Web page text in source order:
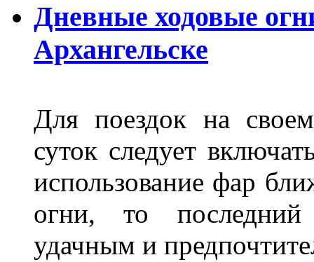
Дневные ходовые
Архангельске
Для поездок на
суток следует
использование фар
огни, то последний
удачным и